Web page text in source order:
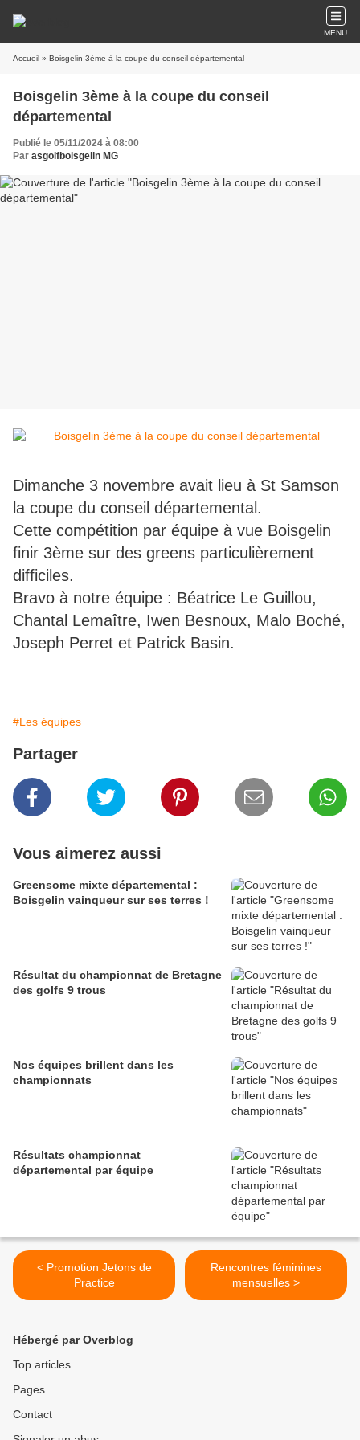
MENU
Accueil » Boisgelin 3ème à la coupe du conseil départemental
Boisgelin 3ème à la coupe du conseil
départemental
Publié le 05/11/2024 à 08:00
Par asgolfboisgelin MG
Dimanche 3 novembre avait lieu à St Samson
la coupe du conseil départemental.
Cette compétition par équipe à vue Boisgelin
finir 3ème sur des greens particulièrement
difficiles.
Bravo à notre équipe : Béatrice Le Guillou,
Chantal Lemaître, Iwen Besnoux, Malo Boché,
Joseph Perret et Patrick Basin.
#Les équipes
Partager
Vous aimerez aussi
Greensome mixte départemental :
Boisgelin vainqueur sur ses terres !
Résultat du championnat de Bretagne
des golfs 9 trous
Nos équipes brillent dans les
championnats
Résultats championnat
départemental par équipe
< Promotion Jetons de
Practice
Rencontres féminines
mensuelles >
Hébergé par Overblog
Top articles
Pages
Contact